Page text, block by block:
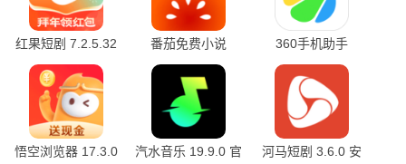
红果短剧 7.2.5.32
官方版
番茄免费小说
7.2.5.32 安卓版
360手机助手
10.2.2 官方版
悟空浏览器 17.3.0
汽水音乐 19.9.0 官
河马短剧 3.6.0 安